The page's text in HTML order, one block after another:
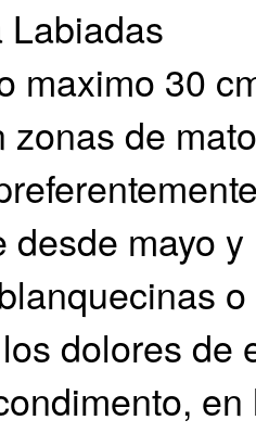
Labiadas
maximo 30
zonas de
desde mayo
dolores de